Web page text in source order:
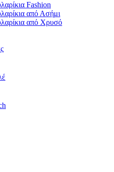
Fashion
από Ασήμι
από Χρυσό